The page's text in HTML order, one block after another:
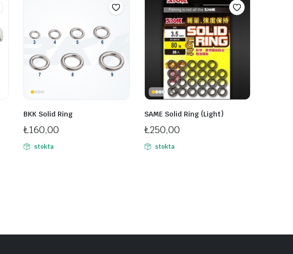
BKK Solid Ring
₺160,00
stokta
SAME Solid Ring (Light)
₺250,00
stokta